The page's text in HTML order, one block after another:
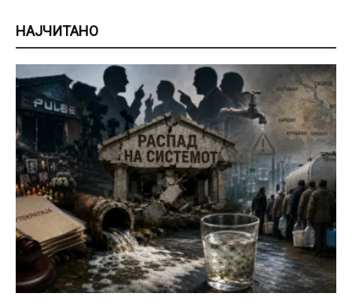
НАЈЧИТАНО